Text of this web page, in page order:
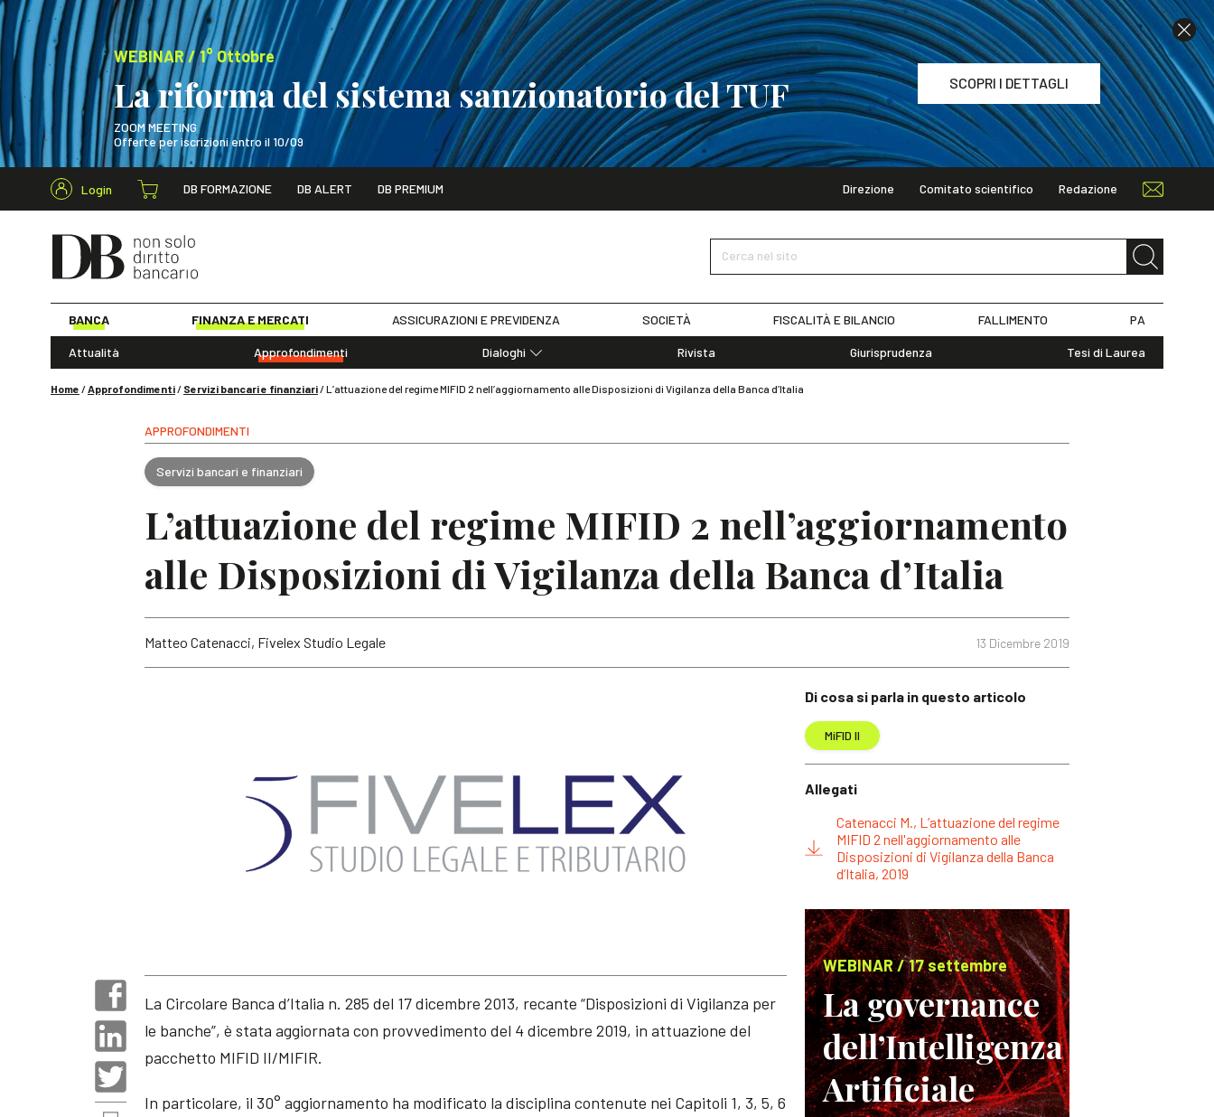
WEBINAR / 1° Ottobre
La riforma del sistema sanzionatorio del TUF
ZOOM MEETING
Offerte per iscrizioni entro il 10/09
SCOPRI I DETTAGLI
WEBINAR / 1° Ottobre
Login DB FORMAZIONE DB ALERT DB PREMIUM Direzione Comitato scientifico Redazione
Cerca nel sito
BANCA FINANZA E MERCATI ASSICURAZIONI E PREVIDENZA SOCIETÀ FISCALITÀ E BILANCIO FALLIMENTO PA
Attualità Approfondimenti
Dialoghi
Rivista Giurisprudenza Tesi di Laurea
Home /Approfondimenti/ Servizi bancari e finanziari/L’attuazione del regime MIFID 2 nell’aggiornamento alle Disposizioni di Vigilanza della Banca d’Italia
APPROFONDIMENTI
Servizi bancari e finanziari
L’attuazione del regime MIFID 2 nell’aggiornamento
alle Disposizioni di Vigilanza della Banca d’Italia
13 Dicembre 2019
Matteo Catenacci, Fivelex Studio Legale
La Circolare Banca d’Italia n. 285 del 17 dicembre 2013, recante “Disposizioni di Vigilanza per
le banche”, è stata aggiornata con provvedimento del 4 dicembre 2019, in attuazione del
pacchetto MIFID II/MIFIR.
In particolare, il 30° aggiornamento ha modificato la disciplina contenute nei Capitoli 1, 3, 5, 6
Di cosa si parla in questo articolo
MiFID II
Allegati
Catenacci M., L’attuazione del regime
MIFID 2 nell'aggiornamento alle
Disposizioni di Vigilanza della Banca
d’Italia, 2019
WEBINAR / 17 settembre
La governance
dell’Intelligenza
Artificiale